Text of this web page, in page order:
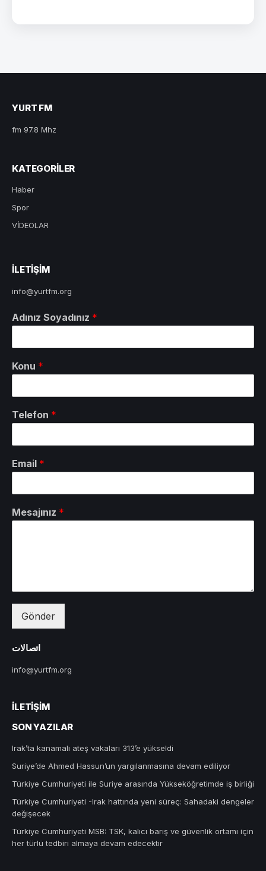
YURT FM
fm 97.8 Mhz
KATEGORILER
Haber
Spor
VİDEOLAR
ILETIŞIM
info@yurtfm.org
Adınız Soyadınız *
Konu *
Telefon *
Email *
Mesajınız *
Gönder
اتصالات
info@yurtfm.org
İLETIŞIM
SON YAZILAR
Irak’ta kanamalı ateş vakaları 313’e yükseldi
Suriye’de Ahmed Hassun’un yargılanmasına devam ediliyor
Türkiye Cumhuriyeti ile Suriye arasında Yükseköğretimde iş birliği
Türkiye Cumhuriyeti -Irak hattında yeni süreç: Sahadaki dengeler
değişecek
Türkiye Cumhuriyeti MSB: TSK, kalıcı barış ve güvenlik ortamı için
her türlü tedbiri almaya devam edecektir